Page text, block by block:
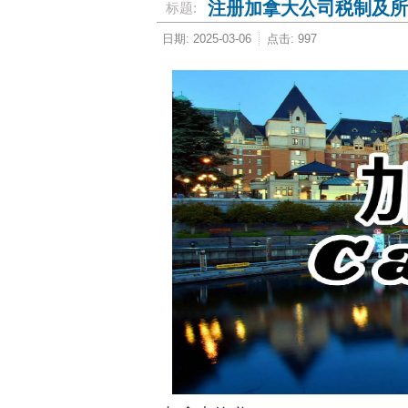
标题: 注册加拿大公司税制及
日期: 2025-03-06 点击: 997